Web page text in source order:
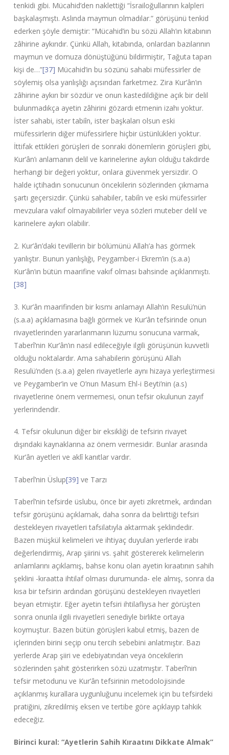
tenkidi gibi. Mücahid’den naklettiği “İsrailoğullarının kalpleri
başkalaşmıştı. Aslında maymun olmadılar.” görüşünü tenkid
ederken şöyle demiştir: “Mücahid’in bu sözü Allah’ın kitabının
zâhirine aykırıdır. Çünkü Allah, kitabında, onlardan bazılarının
maymun ve domuza dönüştüğünü bildirmiştir, Tağuta tapan
kişi de…”[37] Mücahid’in bu sözünü sahabi müfessirler de
söylemiş olsa yanlışlığı açısından farketmez. Zira Kur’ân’ın
zâhirine aykırı bir sözdür ve onun kastedildiğine açık bir delil
bulunmadıkça ayetin zâhirini gözardı etmenin izahı yoktur.
İster sahabi, ister tabiîn, ister başkaları olsun eski
müfessirlerin diğer müfessirlere hiçbir üstünlükleri yoktur.
İttifak ettikleri görüşleri de sonraki dönemlerin görüşleri gibi,
Kur’ân’ı anlamanın delil ve karinelerine aykırı olduğu takdirde
herhangi bir değeri yoktur, onlara güvenmek yersizdir. O
halde içtihadın sonucunun öncekilerin sözlerinden çıkmama
şartı geçersizdir. Çünkü sahabiler, tabiîn ve eski müfessirler
mevzulara vakıf olmayabilirler veya sözleri muteber delil ve
karinelere aykırı olabilir.
2. Kur’ân’daki tevillerin bir bölümünü Allah’a has görmek
yanlıştır. Bunun yanlışlığı, Peygamber-i Ekrem’in (s.a.a)
Kur’ân’ın bütün maarifine vakıf olması bahsinde açıklanmıştı.
[38]
3. Kur’ân maarifinden bir kısmı anlamayı Allah’ın Resulü’nün
(s.a.a) açıklamasına bağlı görmek ve Kur’ân tefsirinde onun
rivayetlerinden yararlanmanın lüzumu sonucuna varmak,
Taberî’nin Kur’ân’ın nasıl edileceğiyle ilgili görüşünün kuvvetli
olduğu noktalardır. Ama sahabilerin görüşünü Allah
Resulü’nden (s.a.a) gelen rivayetlerle aynı hizaya yerleştirmesi
ve Peygamber’in ve O’nun Masum Ehl-i Beyti’nin (a.s)
rivayetlerine önem vermemesi, onun tefsir okulunun zayıf
yerlerindendir.
4. Tefsir okulunun diğer bir eksikliği de tefsirin rivayet
dışındaki kaynaklarına az önem vermesidir. Bunlar arasında
Kur’ân ayetleri ve aklî kanıtlar vardır.
Taberî’nin Üslup[39] ve Tarzı
Taberî’nin tefsirde üslubu, önce bir ayeti zikretmek, ardından
tefsir görüşünü açıklamak, daha sonra da belirttiği tefsiri
destekleyen rivayetleri tafsilatıyla aktarmak şeklindedir.
Bazen müşkül kelimeleri ve ihtiyaç duyulan yerlerde irabı
değerlendirmiş, Arap şiirini vs. şahit göstererek kelimelerin
anlamlarını açıklamış, bahse konu olan ayetin kıraatının sahih
şeklini -kıraatta ihtilaf olması durumunda- ele almış, sonra da
kısa bir tefsirin ardından görüşünü destekleyen rivayetleri
beyan etmiştir. Eğer ayetin tefsiri ihtilaflıysa her görüşten
sonra onunla ilgili rivayetleri senediyle birlikte ortaya
koymuştur. Bazen bütün görüşleri kabul etmiş, bazen de
içlerinden birini seçip onu tercih sebebini anlatmıştır. Bazı
yerlerde Arap şiiri ve edebiyatından veya öncekilerin
sözlerinden şahit gösterirken sözü uzatmıştır. Taberî’nin
tefsir metodunu ve Kur’ân tefsirinin metodolojisinde
açıklanmış kurallara uygunluğunu incelemek için bu tefsirdeki
pratiğini, zikredilmiş eksen ve tertibe göre açıklayıp tahkik
edeceğiz.
Birinci kural: “Ayetlerin Sahih Kıraatını Dikkate Almak”